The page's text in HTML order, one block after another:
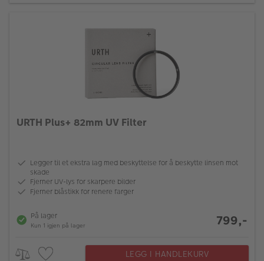
URTH Plus+ 82mm UV Filter
Legger til et ekstra lag med beskyttelse for å beskytte linsen mot
skade
Fjerner UV-lys for skarpere bilder
Fjerner blåstikk for renere farger
På lager
Kun 1 igjen på lager 799,-
LEGG I HANDLEKURV